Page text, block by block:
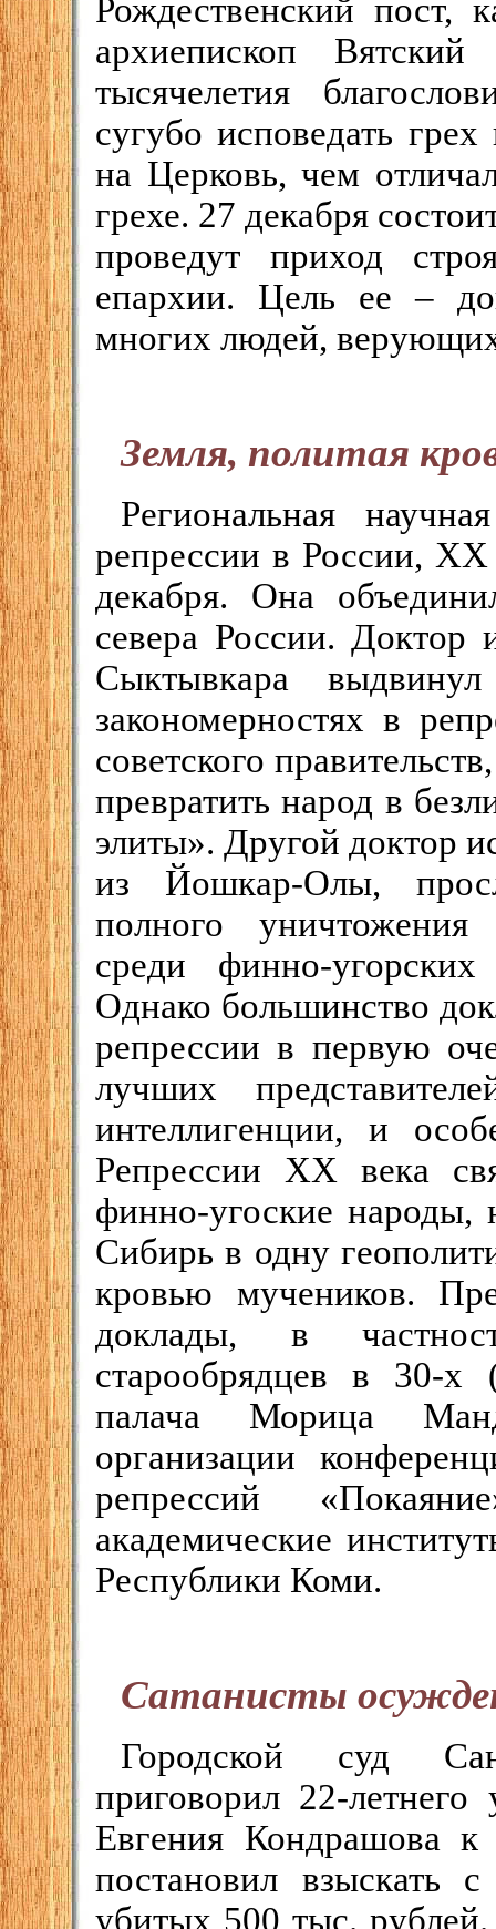
Рождественский пост,
архиепископ
тысячелетия
сугубо исповедать
на Церковь, чем
грехе. 27 декабря
проведут приход
епархии. Цель ее –
многих людей,
Земля, политая
Региональная
репрессии в России,
декабря. Она
севера России.
Сыктывкара
закономерностях в
советского
превратить народ в
элиты». Другой доктор
из Йошкар-Олы,
полного уничтожения
среди финно-
Однако большинство
репрессии в первую
лучших
интеллигенции, и
Репрессии XX века
финно-угоские народы,
Сибирь в одну
кровью мучеников.
доклады, в
старообрядцев в 30-
палача Морица
организации
репрессий
академические
Республики Коми.
Сатанисты
Городской суд
приговорил 22-
Евгения Кондрашова
постановил взыскать
убитых 500 тыс.